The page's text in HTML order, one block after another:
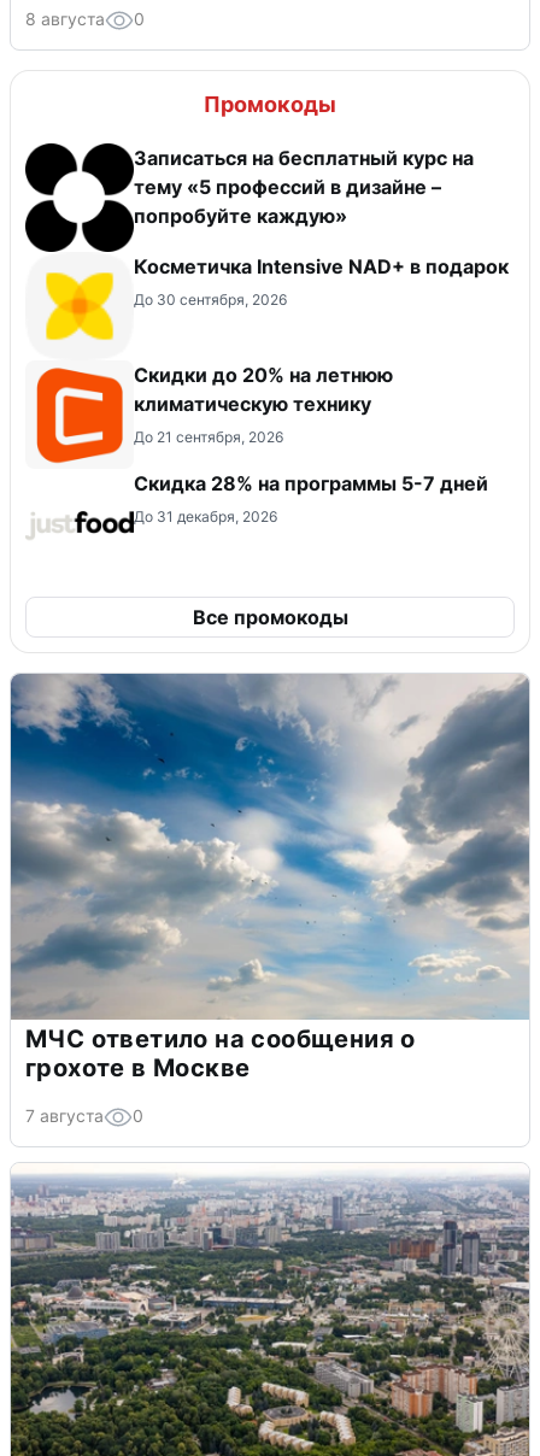
8 августа 0
Промокоды
Записаться на бесплатный курс на
тему «5 профессий в дизайне –
попробуйте каждую»
Косметичка Intensive NAD+ в подарок
До 30 сентября, 2026
Скидки до 20% на летнюю
климатическую технику
До 21 сентября, 2026
Скидка 28% на программы 5-7 дней
До 31 декабря, 2026
Все промокоды
МЧС ответило на сообщения о
грохоте в Москве
7 августа 0